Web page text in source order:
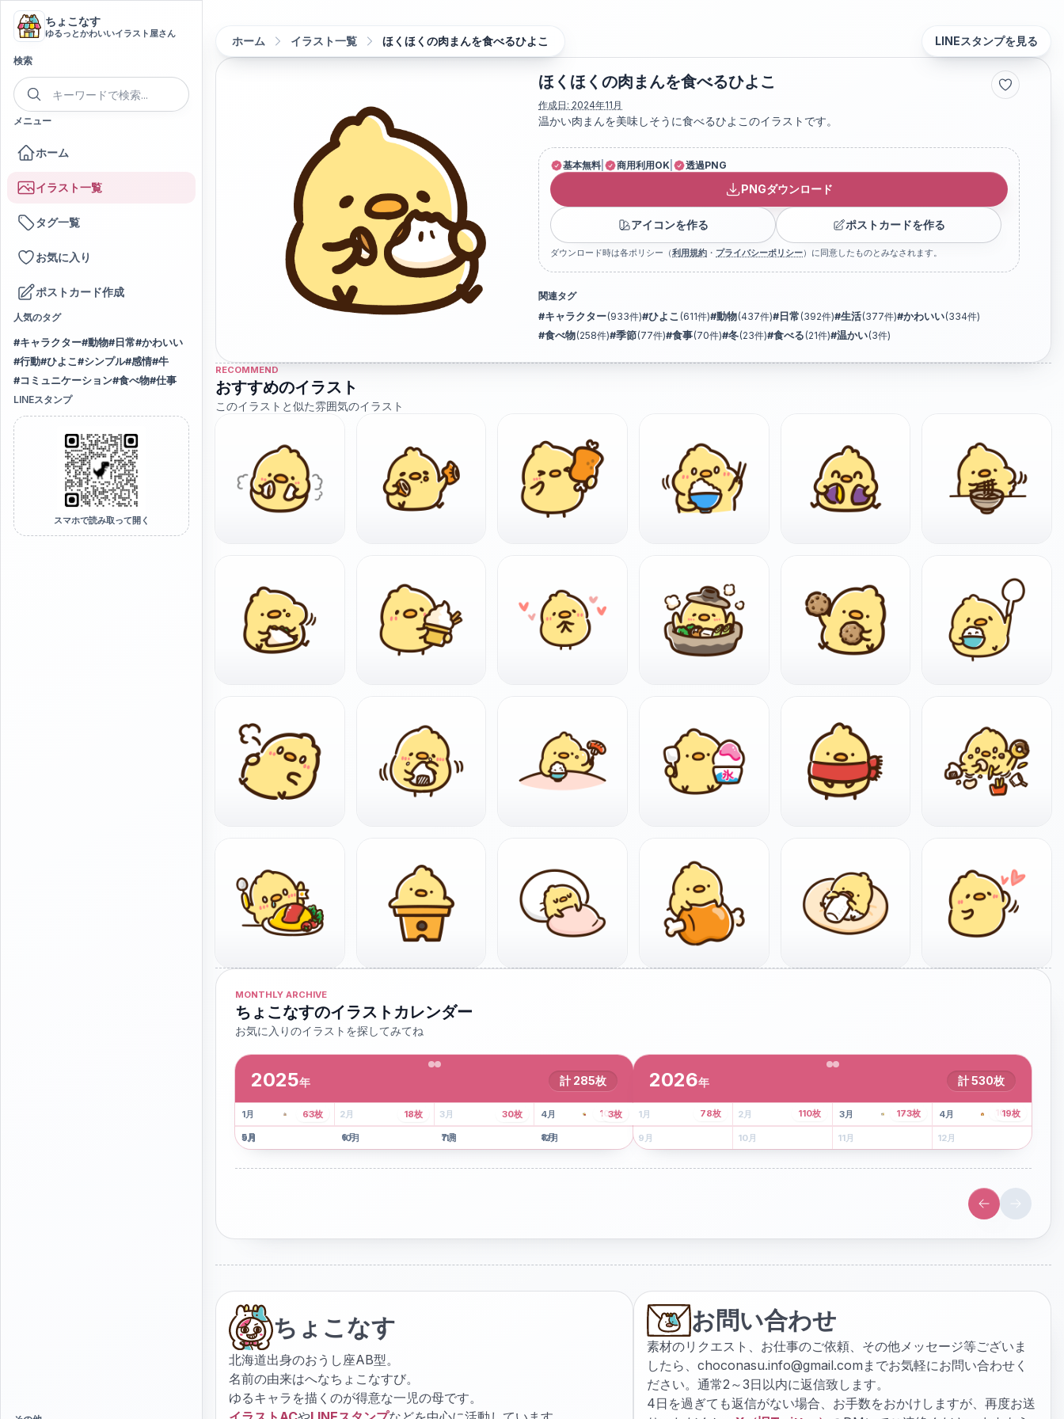
ちょこなす
ゆるっとかわいいイラスト屋さん
検索
メニュー
ホーム
イラスト一覧
タグ一覧
お気に入り
ポストカード作成
人気のタグ
#キャラクター#動物# 日常#かわいい
#行動#ひよこ#シンプル#感情#牛
#コミュニケーション#食べ物#仕事
LINEスタンプ
スマホで読み取って開く
ホーム イラスト一覧 ほくほくの肉まんを食べるひよこ LINEスタンプを見る
ほくほくの肉まんを食べるひよこ
作成日: 2024年11月
温かい肉まんを美味しそうに食べるひよこのイラストです。
基本無料 商用利用OK 透過PNG
PNGダウンロード
アイコンを作る ポストカードを作る
ダウンロード時は各ポリシー（利用規約 ・ プライバシーポリシー）に同意したものとみなされます。
関連タグ
#キャラクター(933件)#ひよこ (611件)#動物(437件)#日常 (392件)#生活(377件)#かわいい(334件)
#食べ物(258件)#季節(77件)#食事(70件)#冬(23件)#食べる (21件)#温かい(3件)
RECOMMEND
おすすめのイラスト
このイラストと似た雰囲気のイラスト
MONTHLY ARCHIVE
ちょこなすのイラストカレンダー
お気に入りのイラストを探してみてね
2025年 計 285枚
1月 2枚 2月 3月 4月 8枚
5月
41枚
6月
13枚
7月
6枚
8月
101枚
9月
63枚
10月
18枚
11月
30枚
12月
3枚
2026年 計530枚
1月 2月 3月 43枚 4月 107枚
5 月
78枚
6月
110枚
7 月
173枚
8月
19枚
9 月 10月 11月 12月
ちょこなす
北海道出身のおうし座AB型。
名前の由来はへなちょこなすび。
ゆるキャラを描くのが得意な一児の母です。
お問い合わせ
素材のリクエスト、お仕事のご依頼、その他メッセージ等ございま
したら、 choconasu.info@gmail.com までお気軽にお問い合わせく
ださい。通常2～3日以内に返信致します。
4日を過ぎても返信がない場合、お手数をおかけしますが、再度お送